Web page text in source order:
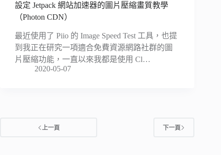
設定 Jetpack 網站加速器的圖片壓縮畫質教學
（Photon CDN）
最近使用了 Piio 的 Image Speed Test 工具，也提
到我正在研究一項適合免費資源網路社群的圖
片壓縮功能，一直以來我都是使用 Cl…
2020-05-07
上一頁 下一頁